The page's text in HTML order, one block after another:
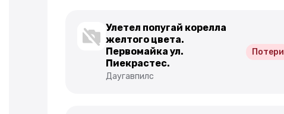
Улетел попугай корелла
желтого цвета.
Первомайка ул.
Пиекрастес.
Даугавпилс
Потери